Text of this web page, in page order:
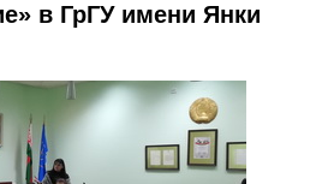
в ГрГУ имени Янки